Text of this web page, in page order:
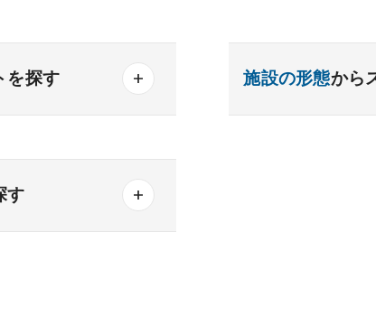
内科 内分泌内科
科 老人内科
器外科
を探す 施設の形態から
す